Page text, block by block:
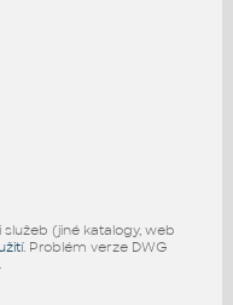
(jiné katalogy, web
. Problém verze DWG